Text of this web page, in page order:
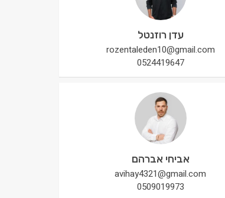
עדן רוזנטל
rozentaleden10@gmail.com
0524419647
אביחי אברהם
avihay4321@gmail.com
0509019973